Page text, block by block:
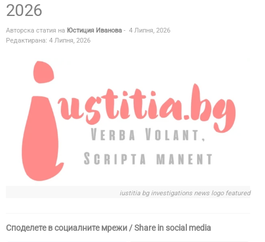
2026
Авторска статия на Юстиция Иванова - 4 Липня, 2026
Редактирана: 4 Липня, 2026
iustitia bg investigations news logo featured
Споделете в социалните мрежи / Share in social media